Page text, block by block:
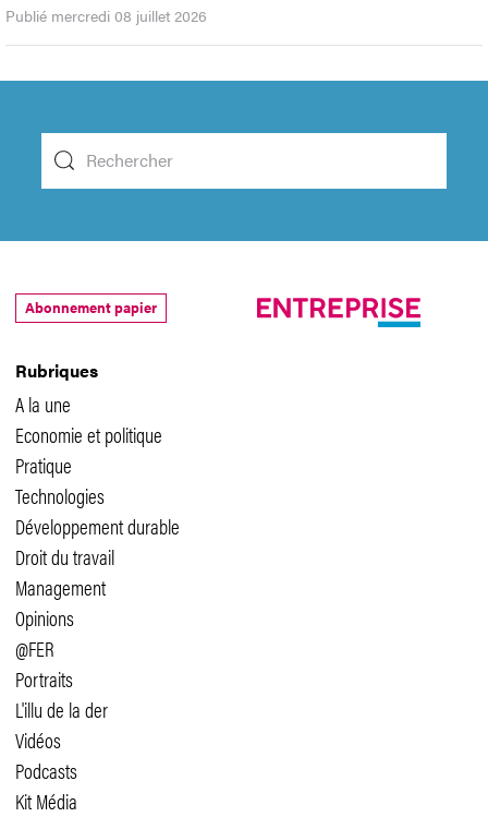
Publié mercredi 08 juillet 2026
Rubriques
A la une
Economie et politique
Pratique
Technologies
Développement durable
Droit du travail
Management
Opinions
@FER
Portraits
L'illu de la der
Vidéos
Podcasts
Kit Média
Abonnement papier